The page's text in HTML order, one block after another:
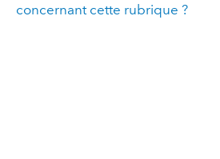
concernant cette rubrique ?